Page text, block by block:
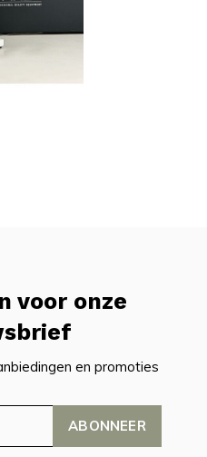
voor onze
en promoties
ABONNEER